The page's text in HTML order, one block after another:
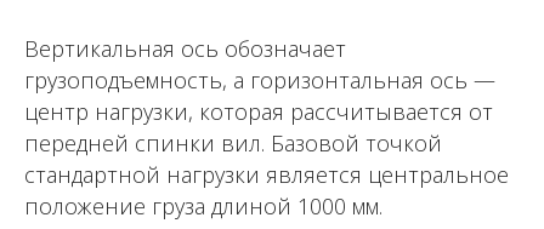
Вертикальная ось обозначает
грузоподъемность, а горизонтальная ось —
центр нагрузки, которая рассчитывается от
передней спинки вил. Базовой точкой
стандартной нагрузки является центральное
положение груза длиной 1000 мм.